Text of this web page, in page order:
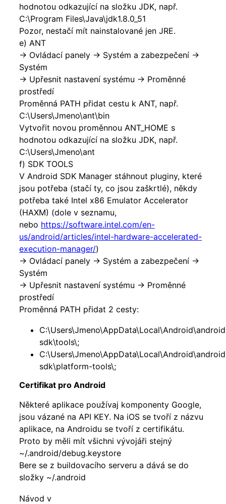
hodnotou odkazující na složku JDK, např.
C:\Program Files\Java\jdk1.8.0_51
Pozor, nestačí mít nainstalované jen JRE.
e) ANT
-> Ovládací panely -> Systém a zabezpečení ->
Systém
-> Upřesnit nastavení systému -> Proměnné
prostředí
Proměnná PATH přidat cestu k ANT, např.
C:\Users\Jmeno\ant\bin
Vytvořit novou proměnnou ANT_HOME s
hodnotou odkazující na složku JDK, např.
C:\Users\Jmeno\ant
f) SDK TOOLS
V Android SDK Manager stáhnout pluginy, které
jsou potřeba (stačí ty, co jsou zaškrtlé), někdy
potřeba také Intel x86 Emulator Accelerator
(HAXM) (dole v seznamu,
nebo https://software.intel.com/en-
us/android/articles/intel-hardware-accelerated-
execution-manager/)
-> Ovládací panely -> Systém a zabezpečení ->
Systém
-> Upřesnit nastavení systému -> Proměnné
prostředí
Proměnná PATH přidat 2 cesty:
sdk\tools\;
sdk\platform-tools\;
Certifikat pro Android
Některé aplikace používaj komponenty Google,
jsou vázané na API KEY. Na iOS se tvoří z názvu
aplikace, na Androidu se tvoří z certifikátu.
Proto by měli mít všichni vývojáři stejný
~/.android/debug.keystore
Bere se z buildovacího serveru a dává se do
složky ~/.android
Návod v